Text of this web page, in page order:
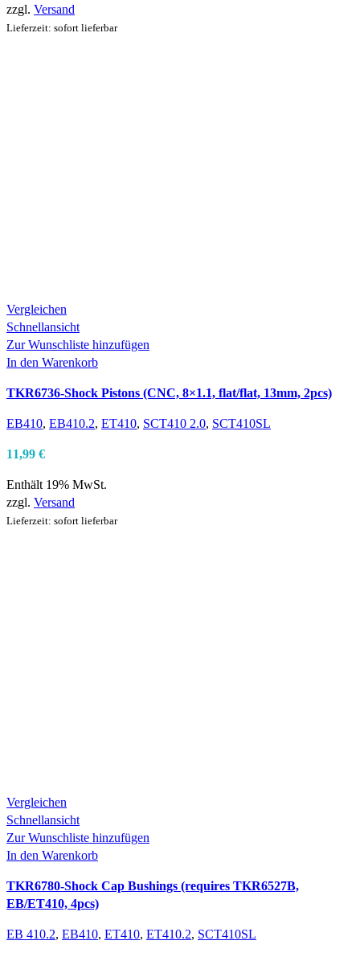
zzgl. Versand
Lieferzeit: sofort lieferbar
Vergleichen
Schnellansicht
Zur Wunschliste hinzufügen
In den Warenkorb
TKR6736-Shock Pistons (CNC, 8×1.1, flat/flat, 13mm, 2pcs)
EB410, EB410.2, ET410, SCT410 2.0, SCT410SL
11,99 €
Enthält 19% MwSt.
zzgl. Versand
Lieferzeit: sofort lieferbar
Vergleichen
Schnellansicht
Zur Wunschliste hinzufügen
In den Warenkorb
TKR6780-Shock Cap Bushings (requires TKR6527B,
EB/ET410, 4pcs)
EB 410.2, EB410, ET410, ET410.2, SCT410SL